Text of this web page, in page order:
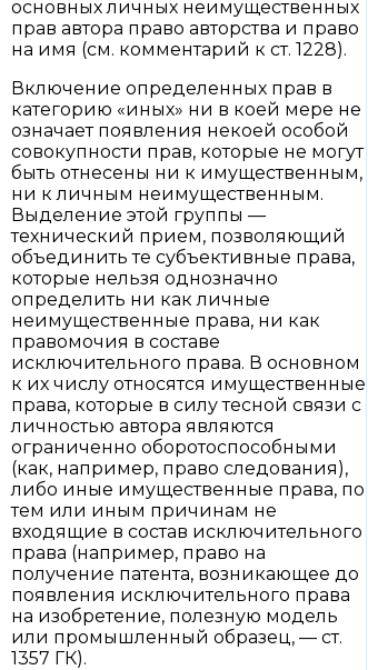
основных личных неимущественных
прав автора право авторства и право
на имя (см. комментарий к ст. 1228).
Включение определенных прав в
категорию «иных» ни в коей мере не
означает появления некоей особой
совокупности прав, которые не могут
быть отнесены ни к имущественным,
ни к личным неимущественным.
Выделение этой группы —
технический прием, позволяющий
объединить те субъективные права,
которые нельзя однозначно
определить ни как личные
неимущественные права, ни как
правомочия в составе
исключительного права. В основном
к их числу относятся имущественные
права, которые в силу тесной связи с
личностью автора являются
ограниченно оборотоспособными
(как, например, право следования),
либо иные имущественные права, по
тем или иным причинам не
входящие в состав исключительного
права (например, право на
получение патента, возникающее до
появления исключительного права
на изобретение, полезную модель
или промышленный образец, — ст.
1357 ГК).